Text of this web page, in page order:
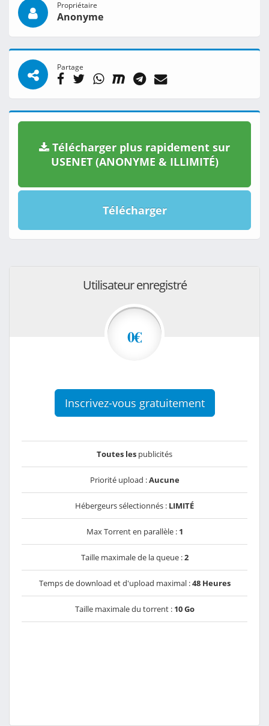
Propriétaire
Anonyme
Partage
Télécharger plus rapidement sur
USENET (ANONYME & ILLIMITÉ)
Télécharger
Utilisateur enregistré
0€
Inscrivez-vous gratuitement
Toutes les publicités
Priorité upload :Aucune
Hébergeurs sélectionnés : LIMITÉ
Max Torrent en parallèle : 1
Taille maximale de la queue :2
Temps de download et d'upload maximal :48 Heures
Taille maximale du torrent : 10 Go